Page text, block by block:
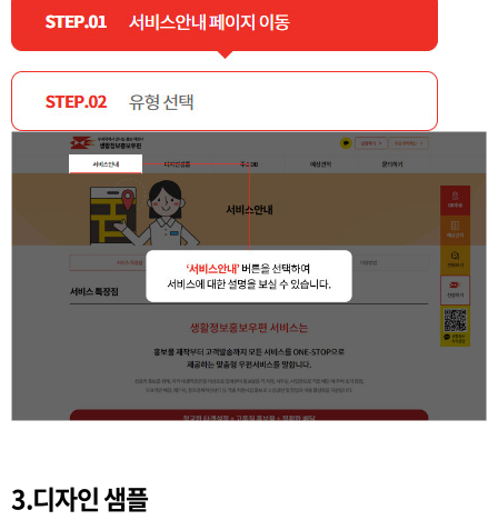
3.디자인 샘플